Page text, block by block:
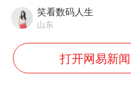
男
中方
笑看数码人生
山东
打开网易新